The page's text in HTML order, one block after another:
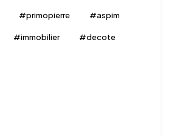
#primopierre #aspim
#immobilier #decote